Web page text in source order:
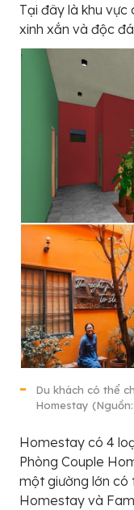
Tại đây là khu vực
xinh xắn và độc
Du khách có thể
Homestay
Homestay có 4
Phòng Couple
một giường lớn có
Homestay và